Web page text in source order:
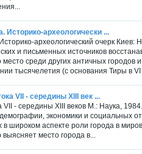
археологически ...
археологический очерк Киев:
и письменных источников
среди других античных городов
тысячелетия (с основания Тиры в VI
VII - середины XIII век ...
- середины XIII веков М.: Наука,
экономики и социальных
широком аспекте роли города в
место города в...